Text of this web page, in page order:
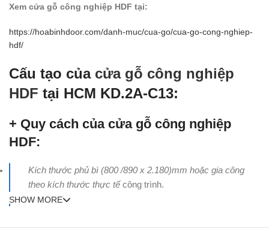
Xem cửa gỗ công nghiệp HDF tại:
https://hoabinhdoor.com/danh-muc/cua-go/cua-go-cong-nghiep-
hdf/
Cấu tạo của cửa gỗ công nghiệp
HDF tại HCM KD.2A-C13:
+ Quy cách của cửa gỗ công nghiệp
HDF:
Kích thước phủ bì (800 /890 x 2.180)mm hoặc gia công
theo kích thước thực tếcông trình.
gỗ thông new zealand)
SHOW MORE